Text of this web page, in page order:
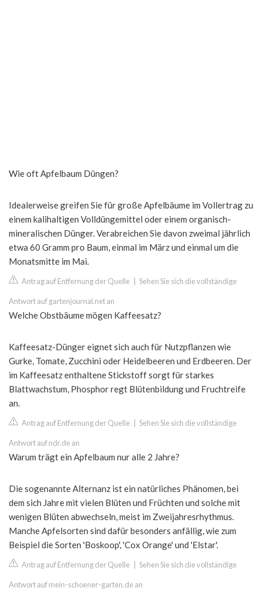
Wie oft Apfelbaum Düngen?
Idealerweise greifen Sie für große Apfelbäume im Vollertrag zu
einem kalihaltigen Volldüngemittel oder einem organisch-
mineralischen Dünger. Verabreichen Sie davon zweimal jährlich
etwa 60 Gramm pro Baum, einmal im März und einmal um die
Monatsmitte im Mai.
Antrag auf Entfernung der Quelle Sehen Sie sich die vollständige
Antwort auf gartenjournal.net an
Welche Obstbäume mögen Kaffeesatz?
Kaffeesatz-Dünger eignet sich auch für Nutzpflanzen wie
Gurke, Tomate, Zucchini oder Heidelbeeren und Erdbeeren. Der
im Kaffeesatz enthaltene Stickstoff sorgt für starkes
Blattwachstum, Phosphor regt Blütenbildung und Fruchtreife
an.
Antrag auf Entfernung der Quelle Sehen Sie sich die vollständige
Antwort auf ndr.de an
Warum trägt ein Apfelbaum nur alle 2 Jahre?
Die sogenannte Alternanz ist ein natürliches Phänomen, bei
dem sich Jahre mit vielen Blüten und Früchten und solche mit
wenigen Blüten abwechseln, meist im Zweijahresrhythmus.
Manche Apfelsorten sind dafür besonders anfällig, wie zum
Beispiel die Sorten 'Boskoop', 'Cox Orange' und 'Elstar'.
Antrag auf Entfernung der Quelle Sehen Sie sich die vollständige
Antwort auf mein-schoener-garten.de an